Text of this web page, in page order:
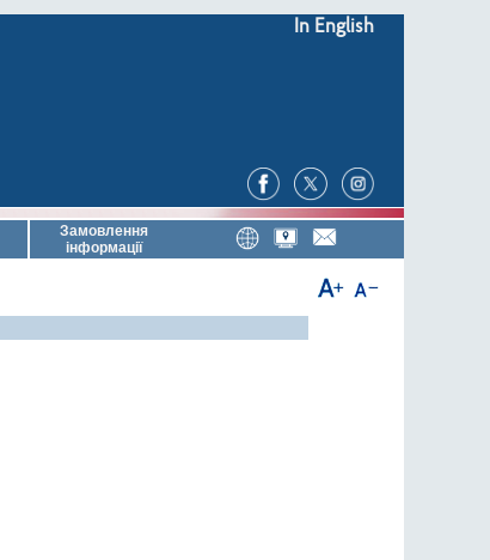
In English
Замовлення
інформації